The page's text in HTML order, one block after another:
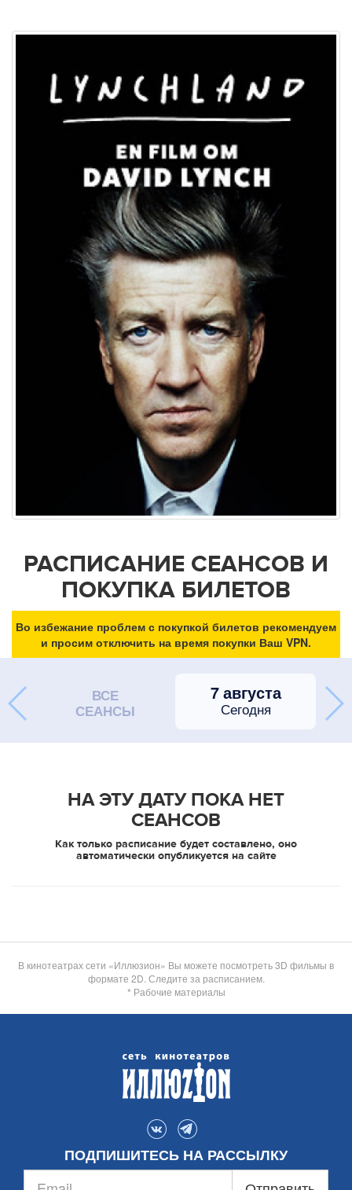
РАСПИСАНИЕ СЕАНСОВ И
ПОКУПКА БИЛЕТОВ
Во избежание проблем с покупкой билетов рекомендуем
и просим отключить на время покупки Ваш VPN.
ВСЕ
СЕАНСЫ
7 августа
Сегодня
НА ЭТУ ДАТУ ПОКА НЕТ
СЕАНСОВ
Как только расписание будет составлено, оно
автоматически опубликуется на сайте
В кинотеатрах сети «Иллюзион» Вы можете посмотреть 3D фильмы в
формате 2D. Следите за расписанием.
* Рабочие материалы
ПОДПИШИТЕСЬ НА РАССЫЛКУ